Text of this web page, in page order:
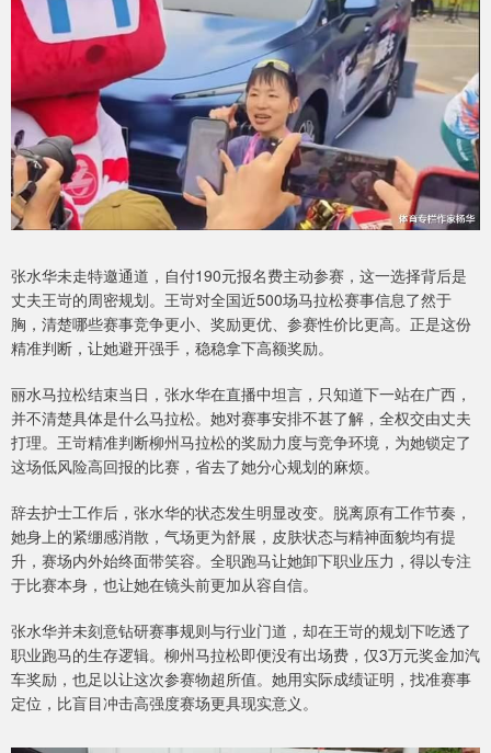
张水华未走特邀通道，自付190元报名费主动参赛，这一选择背后是
丈夫王岢的周密规划。王岢对全国近500场马拉松赛事信息了然于
胸，清楚哪些赛事竞争更小、奖励更优、参赛性价比更高。正是这份
精准判断，让她避开强手，稳稳拿下高额奖励。
丽水马拉松结束当日，张水华在直播中坦言，只知道下一站在广西，
并不清楚具体是什么马拉松。她对赛事安排不甚了解，全权交由丈夫
打理。王岢精准判断柳州马拉松的奖励力度与竞争环境，为她锁定了
这场低风险高回报的比赛，省去了她分心规划的麻烦。
辞去护士工作后，张水华的状态发生明显改变。脱离原有工作节奏，
她身上的紧绷感消散，气场更为舒展，皮肤状态与精神面貌均有提
升，赛场内外始终面带笑容。全职跑马让她卸下职业压力，得以专注
于比赛本身，也让她在镜头前更加从容自信。
张水华并未刻意钻研赛事规则与行业门道，却在王岢的规划下吃透了
职业跑马的生存逻辑。柳州马拉松即便没有出场费，仅3万元奖金加汽
车奖励，也足以让这次参赛物超所值。她用实际成绩证明，找准赛事
定位，比盲目冲击高强度赛场更具现实意义。